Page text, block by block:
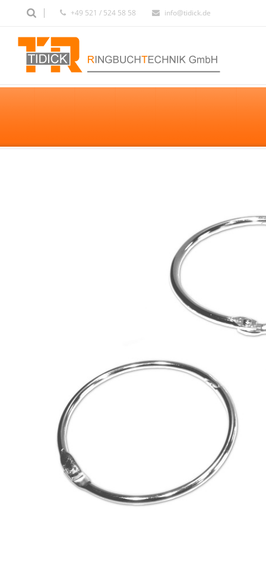
+49 521 / 524 58 58 info@tidick.de